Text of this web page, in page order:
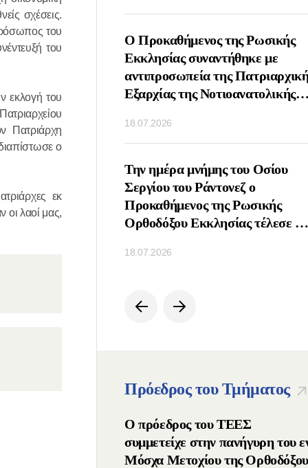
σχέσεις.
του
του
εκλογή του
Πατριάρχη
ο
εκ
οι λαοί μας,
Πατριάρχης
με τον
των Ορθοδόξων
και Σερβίας
Ο Προκαθήμενος της Ρωσικής
Εκκλησίας συναντήθηκε με
αντιπροσωπεία της
Εξαρχίας της Νοτιοανατολικής
18.07.2026
Την ημέρα μνήμης του Οσίου
Σεργίου του Ράντονεζ ο
Προκαθήμενος της Ρωσικής
Ορθοδόξου Εκκλησίας τέλεσε τη
Αγίας Τριάδος και του Αγίου
18.07.2026
Πρόεδρος του Τμήματος
Ο πρόεδρος του ΤΕΕΣ
συμμετείχε στην πανήγυρη του
Μόσχα Μετοχίου της Ορθοδόξου